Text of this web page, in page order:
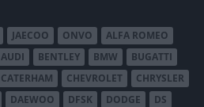
JAECOO ONVO
ALFA ROMEO
AUDI BENTLEY BMW
BUGATTI
CATERHAM CHEVROLET
CHRYSLER
DAEWOO DFSK DODGE
DS